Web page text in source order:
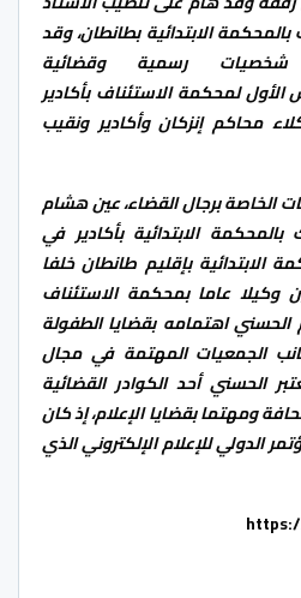
الابتدائية بطانطان،وقد
رسمية وقضائية
لمحكمة الاستئناف بأكادير
محاكم إنزكان وأكادير ونقيب
الخاصة برجال القضاء، عين هشام
الابتدائية بأكادير في
الابتدائية بإقليم طانطان خلفا
وكيلا عاما بمحكمة الاستئناف
اهتمامه بقضايا الطفولة
الجمعيات المهتمة في مجال
الحسني أحد الكوادر القضائية
ومهتما بقضايا الإعلام، إذ كان
الدولي للإعلام الإلكتروني الذي